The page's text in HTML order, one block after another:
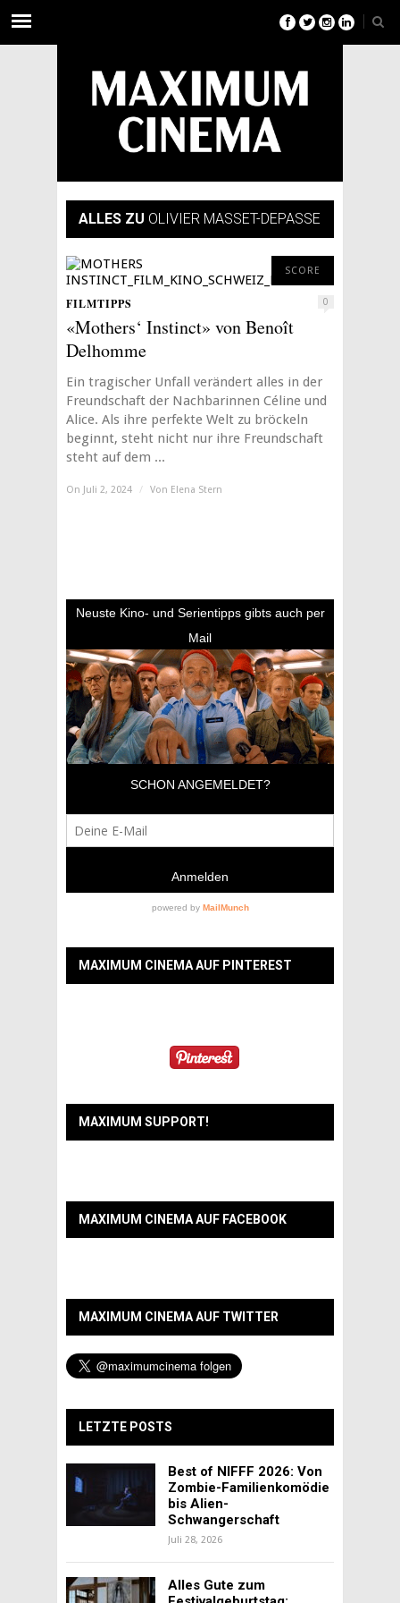
ALLES ZU OLIVIER MASSET-DEPASSE
6
SCORE
FILMTIPPS 0
«Mothers‘ Instinct» von Benoît
Delhomme
Ein tragischer Unfall verändert alles in der
Freundschaft der Nachbarinnen Céline und
Alice. Als ihre perfekte Welt zu bröckeln
beginnt, steht nicht nur ihre Freundschaft
steht auf dem ...
On Juli 2, 2024 / Von Elena Stern
MAXIMUM CINEMA AUF PINTEREST
MAXIMUM SUPPORT!
MAXIMUM CINEMA AUF FACEBOOK
MAXIMUM CINEMA AUF TWITTER
LETZTE POSTS
Best of NIFFF 2026: Von
Zombie-Familienkomödie
bis Alien-
Schwangerschaft
Juli 28, 2026
Alles Gute zum